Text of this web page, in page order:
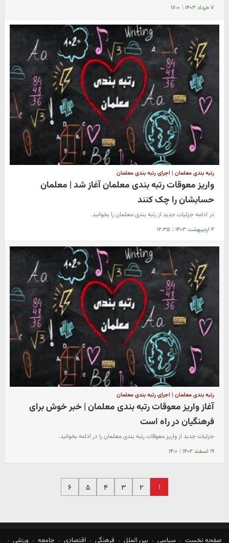
۷ خرداد ۱۴۰۳ | ۱۷:۰
رتبه بندی معلمان | اجرای رتبه بندی معلمان
واریز معوقات رتبه بندی معلمان آغاز شد | معلمان
حسابشان را چک کنند
در ادامه جزئیات جدید از رتبه بندی معلمان را بخوانید.
۴ اردیبهشت ۱۴۰۳ | ۱۲:۳۵
رتبه بندی معلمان | اجرای رتبه بندی معلمان
آغاز واریز معوقات رتبه بندی معلمان | خبر خوش برای
فرهنگیان در راه است
جزئیات جدید از واریز معوقات رتبه بندی معلمان را در ادامه بخوانید.
۱۹ اسفند ۱۴۰۲ | ۱۴:۰
۱ ۲ ۳ ۴ ۵ ۶
صفحه نخست سیاسی بین الملل فرهنگی اقتصادی جامعه ورزشی